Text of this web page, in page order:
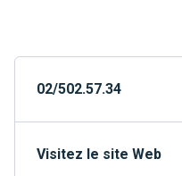
02/502.57.34
Visitez le site Web